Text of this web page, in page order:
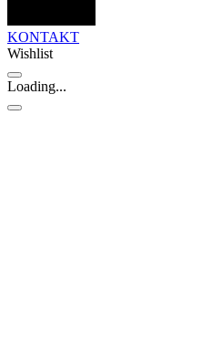
KONTAKT
Wishlist
Loading...